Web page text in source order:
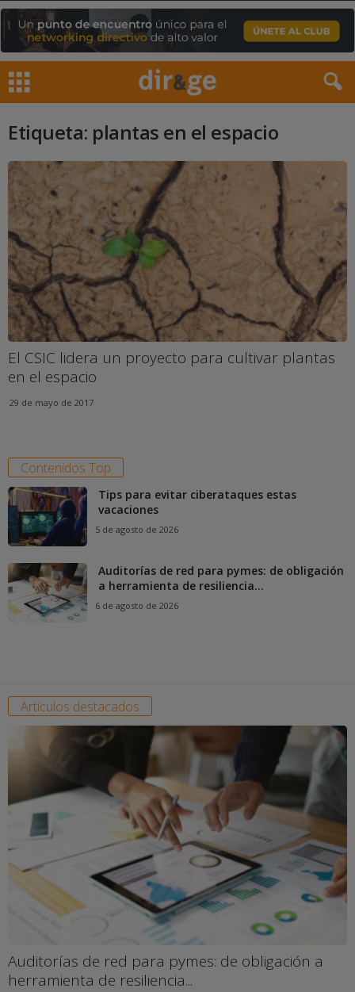
Etiqueta: plantas en el espacio
El CSIC lidera un proyecto para cultivar plantas
en el espacio
29 de mayo de 2017
Contenidos Top
Tips para evitar ciberataques estas
vacaciones
5 de agosto de 2026
Auditorías de red para pymes: de obligación
a herramienta de resiliencia...
6 de agosto de 2026
Artículos destacados
Auditorías de red para pymes: de obligación a
herramienta de resiliencia...